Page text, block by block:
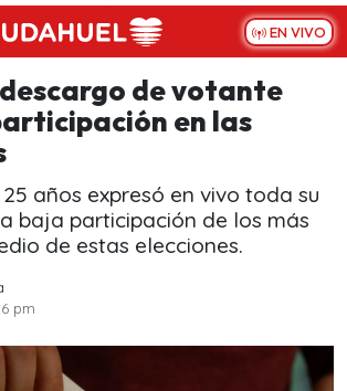
EN VIVO
de votante
en las
años expresó en vivo toda su
baja participación de los más
de estas elecciones.
pm